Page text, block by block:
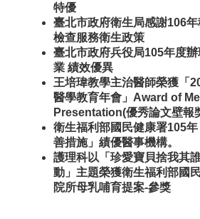
特優
臺北市政府衛生局感謝106
檢查服務衛生政策
臺北市政府兵役局105年度
業 績效優異
王培瑋教學主治醫師榮獲「
醫學教育年會」Award of
Presentation(優秀論文壁報
衛生福利部國民健康署105
善措施」績優醫事機構。
護理科以「珍愛寶貝捨我其
動」主題榮獲衛生福利部國
院所母乳哺育提案-參獎